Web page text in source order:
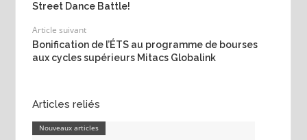
Street Dance Battle!
Article suivant
Bonification de l’ÉTS au programme de bourses
aux cycles supérieurs Mitacs Globalink
Articles reliés
Nouveaux articles